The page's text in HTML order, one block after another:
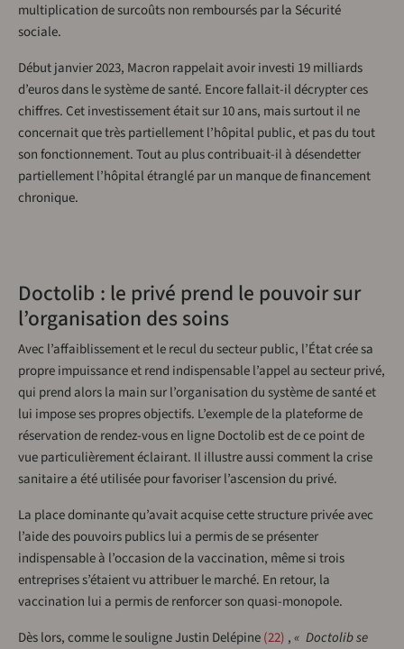
multiplication de surcoûts non remboursés par la Sécurité
sociale.
Début janvier 2023, Macron rappelait avoir investi 19 milliards
d’euros dans le système de santé. Encore fallait-il décrypter ces
chiffres. Cet investissement était sur 10 ans, mais surtout il ne
concernait que très partiellement l’hôpital public, et pas du tout
son fonctionnement. Tout au plus contribuait-il à désendetter
partiellement l’hôpital étranglé par un manque de financement
chronique.
Doctolib : le privé prend le pouvoir sur
l’organisation des soins
Avec l’affaiblissement et le recul du secteur public, l’État crée sa
propre impuissance et rend indispensable l’appel au secteur privé,
qui prend alors la main sur l’organisation du système de santé et
lui impose ses propres objectifs. L’exemple de la plateforme de
réservation de rendez-vous en ligne Doctolib est de ce point de
vue particulièrement éclairant. Il illustre aussi comment la crise
sanitaire a été utilisée pour favoriser l’ascension du privé.
La place dominante qu’avait acquise cette structure privée avec
l’aide des pouvoirs publics lui a permis de se présenter
indispensable à l’occasion de la vaccination, même si trois
entreprises s’étaient vu attribuer le marché. En retour, la
vaccination lui a permis de renforcer son quasi-monopole.
Dès lors, comme le souligne Justin Delépine 22 ,« Doctolib se